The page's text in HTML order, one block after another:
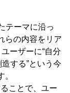
テーマに沿っ
らの内容をリア
ーザーに“自分
する”という今
ことで、ユー